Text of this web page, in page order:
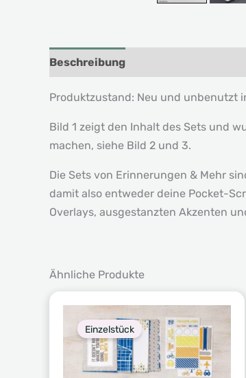
Beschreibung
Produktzustand: Neu und unbenutzt
Bild 1 zeigt den Inhalt des Sets und
machen, siehe Bild 2 und 3.
Die Sets von Erinnerungen & Mehr
damit also entweder deine Pocket-
Overlays, ausgestanzten Akzenten
Ähnliche Produkte
Einzelstück